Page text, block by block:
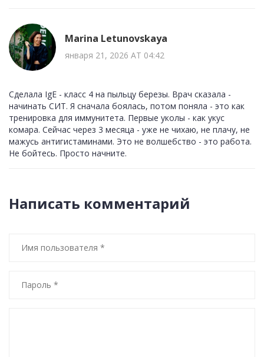
Marina Letunovskaya
января 21, 2026 AT 04:42
Сделала IgE - класс 4 на пыльцу березы. Врач сказала -
начинать СИТ. Я сначала боялась, потом поняла - это как
тренировка для иммунитета. Первые уколы - как укус
комара. Сейчас через 3 месяца - уже не чихаю, не плачу, не
мажусь антигистаминами. Это не волшебство - это работа.
Не бойтесь. Просто начните.
Написать комментарий